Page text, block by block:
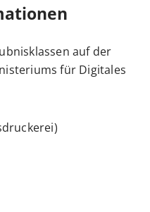
auf der
für Digitales